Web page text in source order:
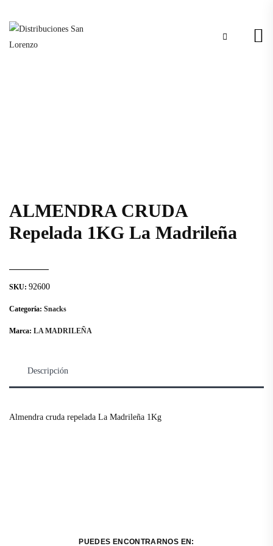
ALMENDRA CRUDA
Repelada 1KG La Madrileña
SKU: 92600
Categoría: Snacks
Marca: LA MADRILEÑA
Descripción
Almendra cruda repelada La Madrileña 1Kg
PUEDES ENCONTRARNOS EN: